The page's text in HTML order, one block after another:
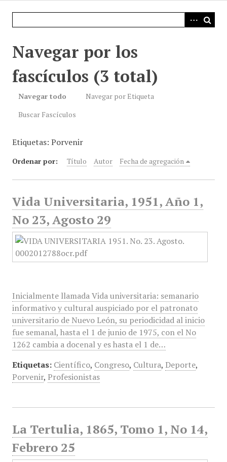
Navegar por los
fascículos (3 total)
Navegar todo
Navegar por Etiqueta
Buscar Fascículos
Etiquetas: Porvenir
Ordenar por: Título Autor Fecha de agregación
Vida Universitaria, 1951, Año 1,
No 23, Agosto 29
Inicialmente llamada Vida universitaria: semanario
informativo y cultural auspiciado por el patronato
universitario de Nuevo León, su periodicidad al inicio
fue semanal, hasta el 1 de junio de 1975, con el No
1262 cambia a docenal y es hasta el 1 de…
Etiquetas: Científico, Congreso, Cultura, Deporte,
Porvenir, Profesionistas
La Tertulia, 1865, Tomo 1, No 14,
Febrero 25